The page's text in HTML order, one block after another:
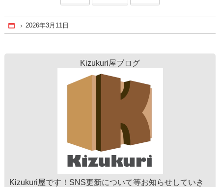
Home
2026年3月11日
Kizukuri屋ブログ
Kizukuri屋です！SNS更新について等お知らせしていき